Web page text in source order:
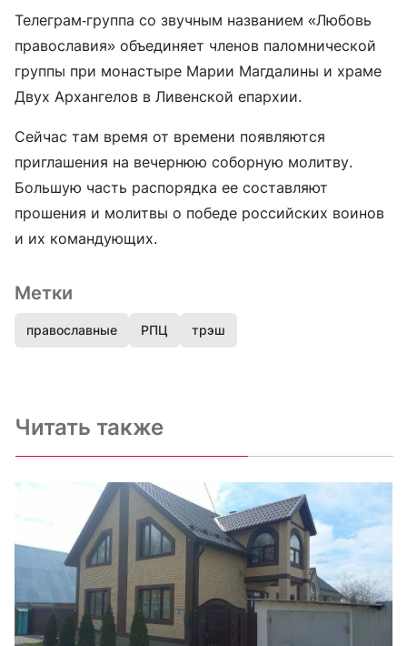
Телеграм-группа со звучным названием «Любовь
православия» объединяет членов паломнической
группы при монастыре Марии Магдалины и храме
Двух Архангелов в Ливенской епархии.
Сейчас там время от времени появляются
приглашения на вечернюю соборную молитву.
Большую часть распорядка ее составляют
прошения и молитвы о победе российских воинов
и их командующих.
Метки
православные РПЦ трэш
Читать также